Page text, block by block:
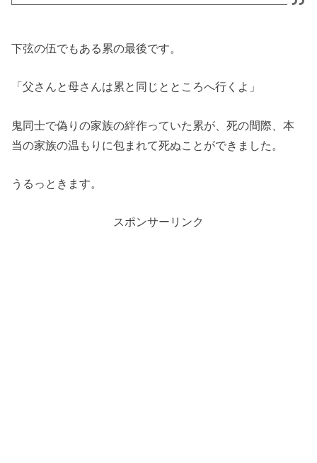
下弦の伍でもある累の最後です。
「父さんと母さんは累と同じとところへ行くよ」
鬼同士で偽りの家族の絆作っていた累が、死の間際、本
当の家族の温もりに包まれて死ぬことができました。
うるっときます。
スポンサーリンク